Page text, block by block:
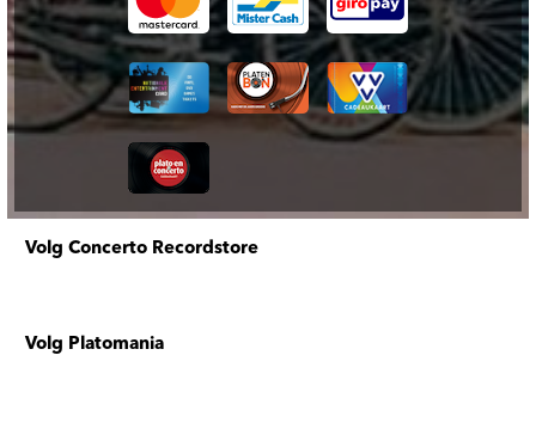
Volg Concerto Recordstore
Volg Platomania